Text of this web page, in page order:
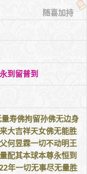
随喜加持
到留普到
寿佛拘留孙佛无边身
大吉祥天女佛无能胜
何昱霖一切不动明王
配其本球本尊永恒到
年一切无事尽无量胜